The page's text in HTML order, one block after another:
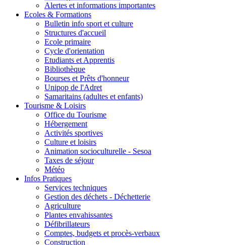
Alertes et informations importantes
Ecoles & Formations
Bulletin info sport et culture
Structures d'accueil
Ecole primaire
Cycle d'orientation
Etudiants et Apprentis
Bibliothèque
Bourses et Prêts d'honneur
Unipop de l'Adret
Samaritains (adultes et enfants)
Tourisme & Loisirs
Office du Tourisme
Hébergement
Activités sportives
Culture et loisirs
Animation socioculturelle - Sesoa
Taxes de séjour
Météo
Infos Pratiques
Services techniques
Gestion des déchets - Déchetterie
Agriculture
Plantes envahissantes
Défibrillateurs
Comptes, budgets et procès-verbaux
Construction